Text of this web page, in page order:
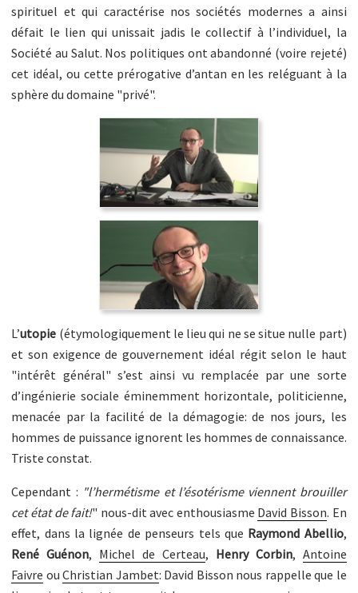
spirituel et qui caractérise nos sociétés modernes a ainsi
défait le lien qui unissait jadis le collectif à l’individuel, la
Société au Salut. Nos politiques ont abandonné (voire rejeté)
cet idéal, ou cette prérogative d’antan en les reléguant à la
sphère du domaine "privé".
L’utopie (étymologiquement le lieu qui ne se situe nulle part)
et son exigence de gouvernement idéal régit selon le haut
"intérêt général" s’est ainsi vu remplacée par une sorte
d’ingénierie sociale éminemment horizontale, politicienne,
menacée par la facilité de la démagogie: de nos jours, les
hommes de puissance ignorent les hommes de connaissance.
Triste constat.
Cependant : "l’hermétisme et l’ésotérisme viennent brouiller
cet état de fait!" nous-dit avec enthousiasme David Bisson. En
effet, dans la lignée de penseurs tels que Raymond Abellio,
René Guénon, Michel de Certeau, Henry Corbin, Antoine
Faivre ouChristian Jambet: David Bisson nous rappelle que le